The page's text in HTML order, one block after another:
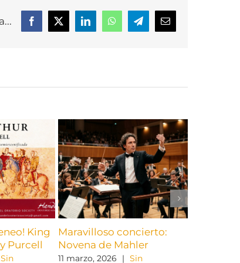
Facebook
X LinkedInWhatsAppTelegramCorreo
electrónico
King
Purcell
Sin
Maravilloso concierto:
Novena de Mahler
11 marzo, 2026 | Sin